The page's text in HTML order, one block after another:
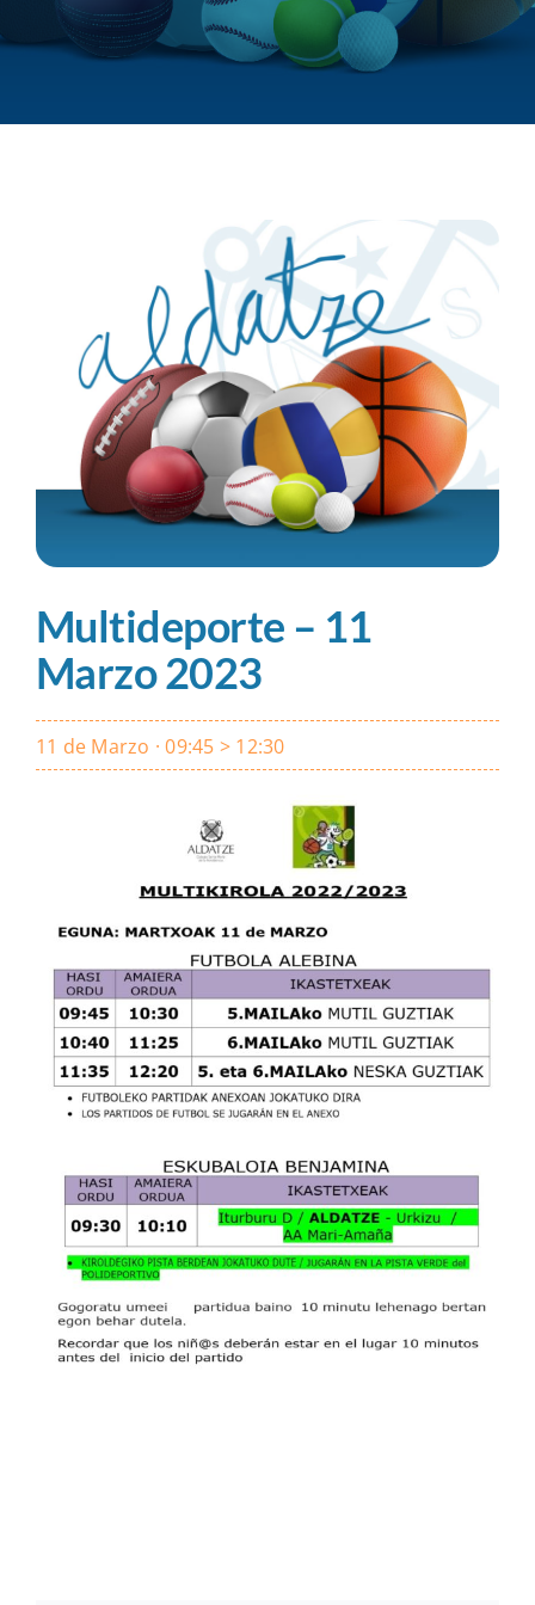
Haur Eskola
Contacto
Multideporte – 11
Marzo 2023
11 de Marzo · 09:45 > 12:30